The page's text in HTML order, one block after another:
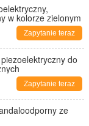
w kolorze zielonym
Zapytanie teraz
do
Zapytanie teraz
ze